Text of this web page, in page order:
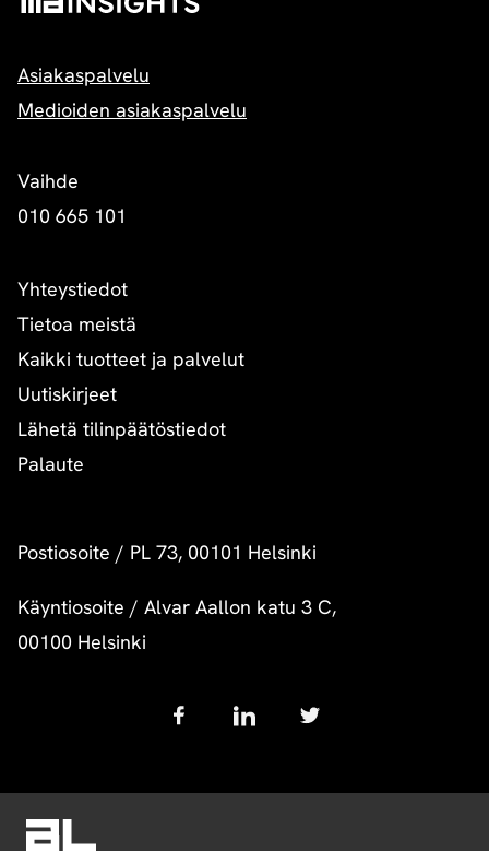
Asiakaspalvelu
Medioiden asiakaspalvelu
Vaihde
010 665 101
Yhteystiedot
Tietoa meistä
Kaikki tuotteet ja palvelut
Uutiskirjeet
Lähetä tilinpäätöstiedot
Palaute
Postiosoite / PL 73, 00101 Helsinki
Käyntiosoite / Alvar Aallon katu 3 C,
00100 Helsinki